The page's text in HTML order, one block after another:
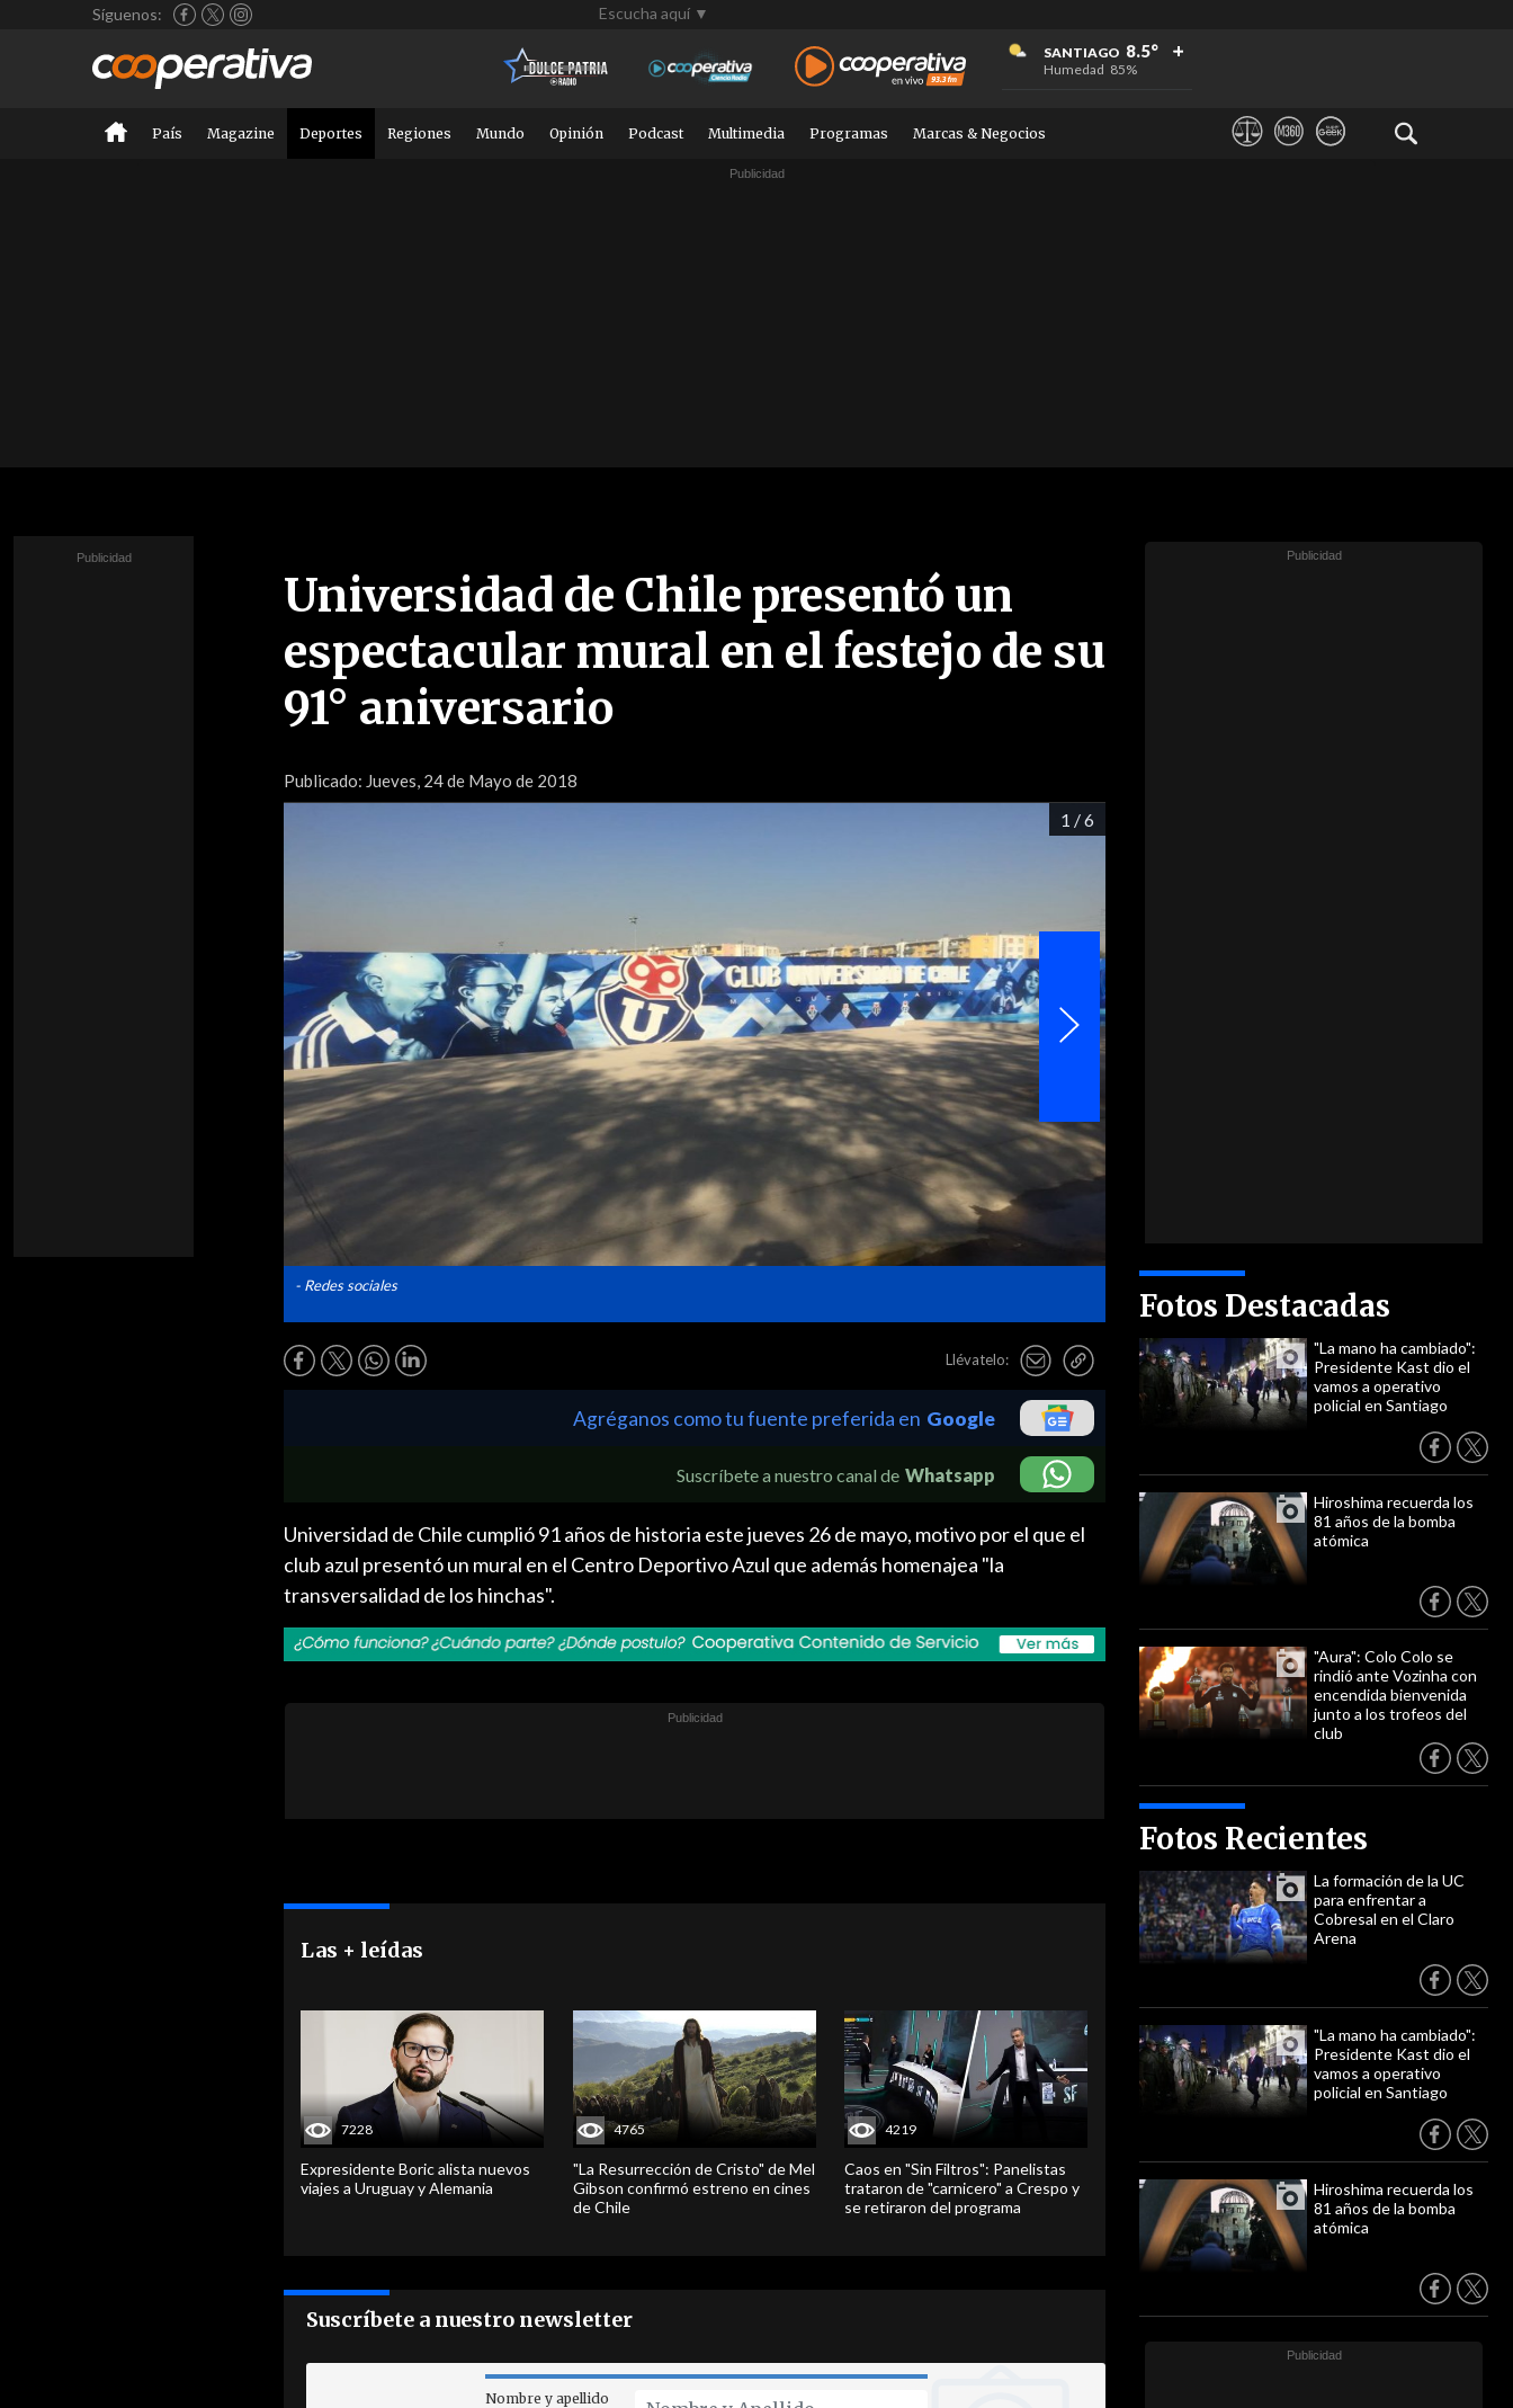
Síguenos: Escucha aquí ▼
SANTIAGO 8.5°
Humedad 85%
+
+
+
País Magazine Deportes Regiones Mundo Opinión Podcast Multimedia Programas Marcas & Negocios
Universidad de Chile presentó un
espectacular mural en el festejo de su
91° aniversario
Publicado: Jueves, 24 de Mayo de 2018
1 / 6
- Redes sociales
Llévatelo:
Fotos Destacadas
"La mano ha cambiado":
Presidente Kast dio el
vamos a operativo
policial en Santiago
Hiroshima recuerda los
81 años de la bomba
atómica
"Aura": Colo Colo se
rindió ante Vozinha con
encendida bienvenida
junto a los trofeos del
club
Fotos Recientes
La formación de la UC
para enfrentar a
Cobresal en el Claro
Arena
"La mano ha cambiado":
Presidente Kast dio el
vamos a operativo
policial en Santiago
Hiroshima recuerda los
81 años de la bomba
atómica
Agréganos como tu fuente preferida en Google
Suscríbete a nuestro canal de Whatsapp
Universidad de Chile cumplió 91 años de historia este jueves 26 de mayo, motivo por el que el
club azul presentó un mural en el Centro Deportivo Azul que además homenajea "la
transversalidad de los hinchas".
Las + leídas
7228
Expresidente Boric alista nuevos
viajes a Uruguay y Alemania
4765
"La Resurrección de Cristo" de Mel
Gibson confirmó estreno en cines
de Chile
4219
Caos en "Sin Filtros": Panelistas
trataron de "carnicero" a Crespo y
se retiraron del programa
Suscríbete a nuestro newsletter
Nombre y apellido